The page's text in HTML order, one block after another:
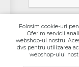
Contact
Folosim cookie-uri
Oferim servicii
webshop-ul nostru.
dvs pentru utilizarea
webshop-ului